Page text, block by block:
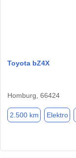
Toyota bZ4X
Homburg, 66424
2.500 km Elektro